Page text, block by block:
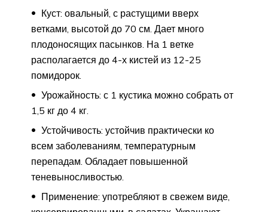
Куст: овальный, с растущими вверх
ветками, высотой до 70 см. Дает много
плодоносящих пасынков. На 1 ветке
располагается до 4-х кистей из 12-25
помидорок.
Урожайность: с 1 кустика можно собрать от
1,5 кг до 4 кг.
Устойчивость: устойчив практически ко
всем заболеваниям, температурным
перепадам. Обладает повышенной
теневыносливостью.
Применение: употребляют в свежем виде,